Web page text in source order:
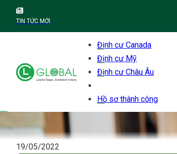
TIN TỨC MỚI
Định cư Canada
Định cư Mỹ
Định cư Châu Âu
Hồ sơ thành công
19/05/2022